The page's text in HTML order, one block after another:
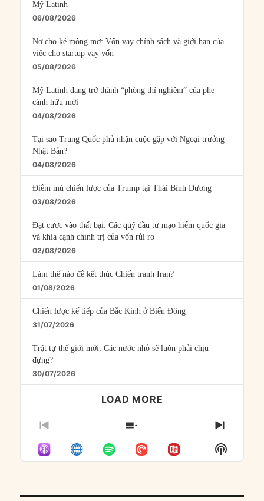
Mỹ Latinh
06/08/2026
Nợ cho kẻ mộng mơ: Vốn vay chính sách và giới hạn của
việc cho startup vay vốn
05/08/2026
Mỹ Latinh đang trở thành “phòng thí nghiệm” của phe
cánh hữu mới
04/08/2026
Tại sao Trung Quốc phủ nhận cuộc gặp với Ngoại trưởng
Nhật Bản?
04/08/2026
Điểm mù chiến lược của Trump tại Thái Bình Dương
03/08/2026
Đặt cược vào thất bại: Các quỹ đầu tư mạo hiểm quốc gia
và khía cạnh chính trị của vốn rủi ro
02/08/2026
Làm thế nào để kết thúc Chiến tranh Iran?
01/08/2026
Chiến lược kế tiếp của Bắc Kinh ở Biển Đông
31/07/2026
Trật tự thế giới mới: Các nước nhỏ sẽ luôn phải chịu
đựng?
30/07/2026
LOAD MORE
PREVIOUS
EPISODE
SHOW
EPISODES
LIST
NEXT
Show
Podcast